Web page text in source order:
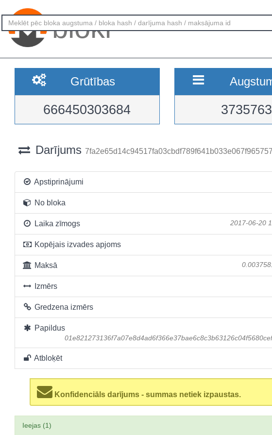
bloki
Grūtības
666450303684 3735763
Darījums
Apstiprinājumi
No bloka
Laika zīmogs 2017-06-20
Kopējais izvades apjoms
Maksā
Izmērs
Gredzena izmērs
Papildus
Atbloķēt
Konfidenciāls darījums - summas netiek izpaustas.
Ieejas (1)